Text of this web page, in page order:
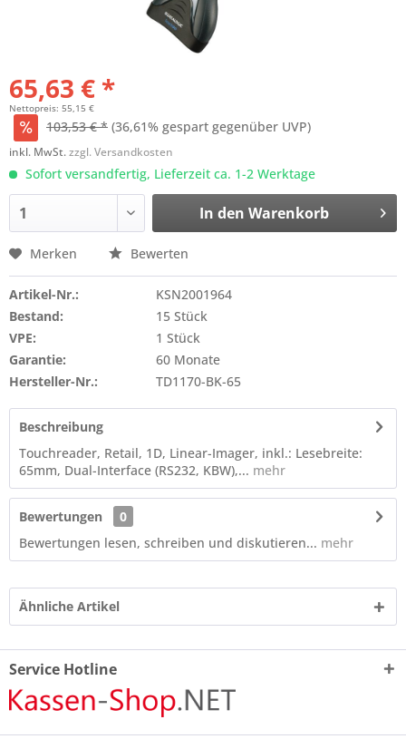
65,63 € *
Nettopreis: 55,15 €
103,53 € * (36,61% gespart gegenüber UVP)
inkl. MwSt.zzgl. Versandkosten
Sofort versandfertig, Lieferzeit ca. 1-2 Werktage
In den Warenkorb
Merken Bewerten
Artikel-Nr.:
KSN2001964
Bestand:
15 Stück
VPE:
1 Stück
Garantie:
60 Monate
Hersteller-Nr.:
TD1170-BK-65
Beschreibung
Touchreader, Retail, 1D, Linear-Imager, inkl.: Lesebreite:
65mm, Dual-Interface (RS232, KBW),... mehr
Bewertungen
0
Bewertungen lesen, schreiben und diskutieren... mehr
Ähnliche Artikel
Service Hotline